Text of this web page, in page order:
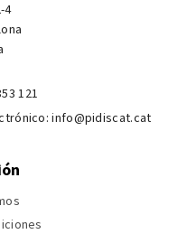
4
121
info@pidiscat.cat